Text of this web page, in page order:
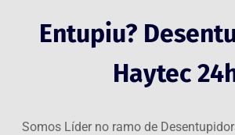
Entupiu?
Haytec
Somos Líder no ramo de